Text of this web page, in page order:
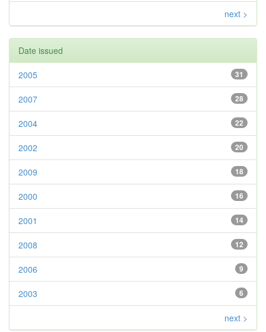
next >
Date issued
31
2005
28
2007
22
2004
20
2002
18
2009
16
2000
14
2001
12
2008
9
2006
6
2003
next >